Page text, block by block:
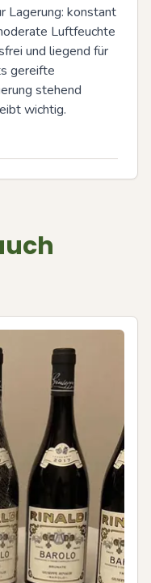
Lagerung: konstant
Luftfeuchte
und liegend für
gereifte
stehend
wichtig.